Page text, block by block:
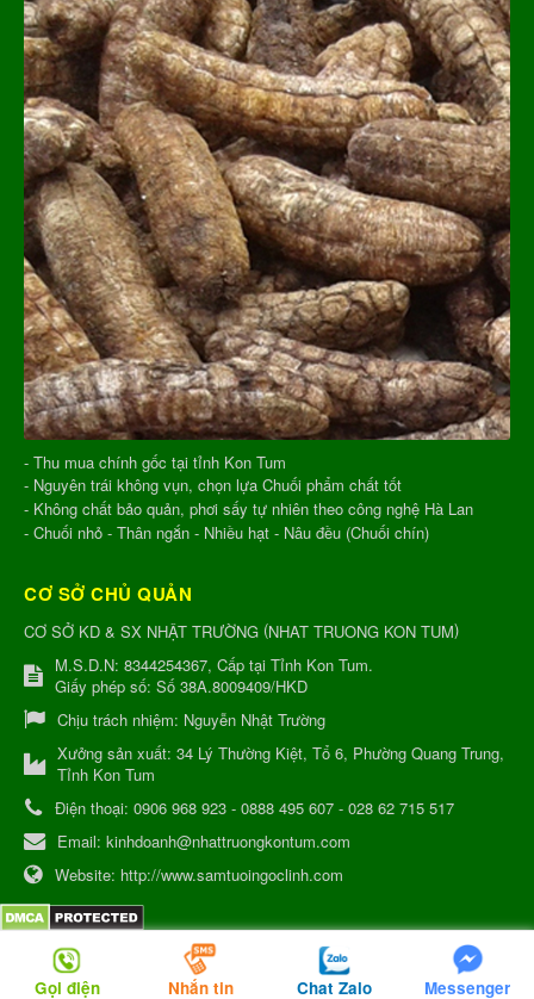
- Thu mua chính gốc tại tỉnh Kon Tum
- Nguyên trái không vụn, chọn lựa Chuối phẩm chất tốt
- Không chất bảo quản, phơi sấy tự nhiên theo công nghệ Hà Lan
- Chuối nhỏ - Thân ngắn - Nhiều hạt - Nâu đều (Chuối chín)
CƠ SỞ CHỦ QUẢN
CƠ SỞ KD & SX NHẬT TRƯỜNG (NHAT TRUONG KON TUM)
M.S.D.N: 8344254367, Cấp tại Tỉnh Kon Tum.
Giấy phép số: Số 38A.8009409/HKD
Chịu trách nhiệm: Nguyễn Nhật Trường
Xưởng sản xuất: 34 Lý Thường Kiệt, Tổ 6, Phường Quang Trung,
Tỉnh Kon Tum
Điện thoại: 0906 968 923 - 0888 495 607 - 028 62 715 517
Email: kinhdoanh@nhattruongkontum.com
Website: http://www.samtuoingoclinh.com
QR-code Đang truy cập: 49
Gọi điện Nhắn tin Chat Zalo Messenger